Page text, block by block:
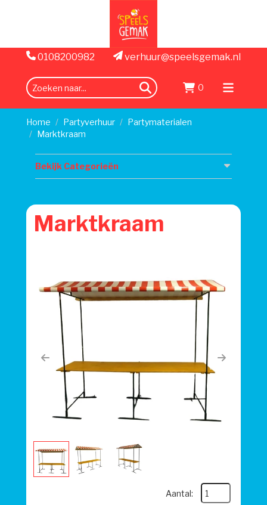
0108200982 verhuur@speelsgemak.nl
zoeken 0
Menu
Home
Partyverhuur
Partymaterialen
Marktkraam
Bekijk Categorieën
Marktkraam
Previous Next
Aantal: